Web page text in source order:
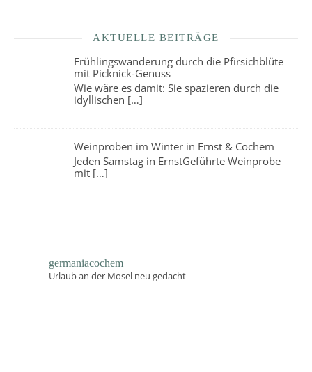
AKTUELLE BEITRÄGE
Frühlingswanderung durch die Pfirsichblüte
mit Picknick-Genuss
Wie wäre es damit: Sie spazieren durch die
idyllischen […]
Weinproben im Winter in Ernst & Cochem
Jeden Samstag in ErnstGeführte Weinprobe
mit […]
germaniacochem
Urlaub an der Mosel neu gedacht